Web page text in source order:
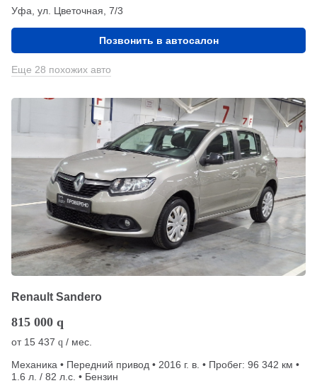
Уфа, ул. Цветочная, 7/3
Позвонить в автосалон
Еще 28 похожих авто
Renault Sandero
815 000 q
от 15 437 q / мес.
Механика • Передний привод • 2016 г. в. • Пробег: 96 342 км •
1.6 л. / 82 л.с. • Бензин